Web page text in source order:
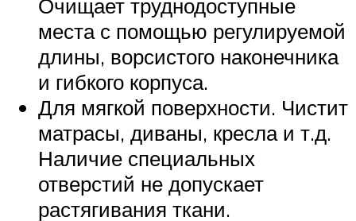
Очищает труднодоступные
места с помощью регулируемой
длины, ворсистого наконечника
и гибкого корпуса.
Для мягкой поверхности. Чистит
матрасы, диваны, кресла и т.д.
Наличие специальных
отверстий не допускает
растягивания ткани.